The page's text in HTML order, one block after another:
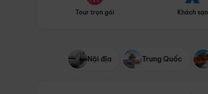
Tour trọn gói Khách sạn
Nội địa Trung Quốc